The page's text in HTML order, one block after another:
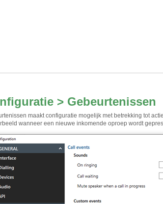
> Gebeurtenissen
maakt configuratie mogelijk met betrekking tot
wanneer een nieuwe inkomende oproep wordt